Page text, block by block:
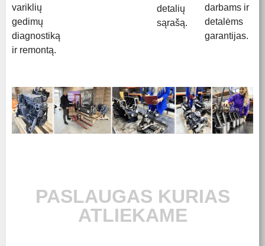
variklių
gedimų
diagnostiką
ir remontą.
detalių
sąrašą.
darbams ir
detalėms
garantijas.
PASLAUGAS KURIAS
ATLIEKAME